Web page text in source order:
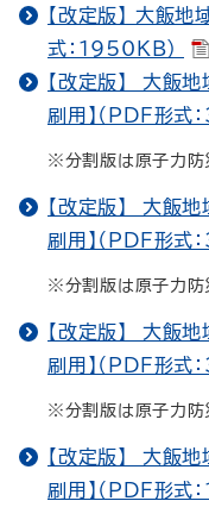
【改定版】 大飯地
式：1950KB）
【改定版】 大飯地
刷用】（PDF形式
※分割版は原子力防
【改定版】 大飯地
刷用】（PDF形式
※分割版は原子力防
【改定版】 大飯地
刷用】（PDF形式
※分割版は原子力防
【改定版】 大飯地
刷用】（PDF形式